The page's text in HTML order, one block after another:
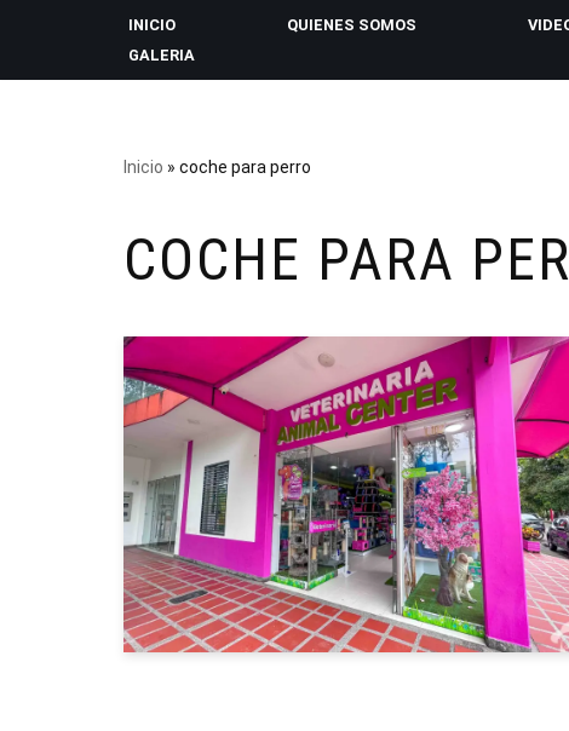
INICIO QUIENES SOMOS
GALERIA
Inicio » coche para perro
COCHE PARA